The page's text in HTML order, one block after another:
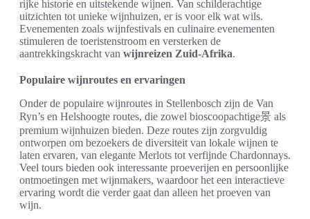
rijke historie en uitstekende wijnen. Van schilderachtige
uitzichten tot unieke wijnhuizen, er is voor elk wat wils.
Evenementen zoals wijnfestivals en culinaire evenementen
stimuleren de toeristenstroom en versterken de
aantrekkingskracht van wijnreizen Zuid-Afrika.
Populaire wijnroutes en ervaringen
Onder de populaire wijnroutes in Stellenbosch zijn de Van
Ryn’s en Helshoogte routes, die zowel bioscoopachtige景 als
premium wijnhuizen bieden. Deze routes zijn zorgvuldig
ontworpen om bezoekers de diversiteit van lokale wijnen te
laten ervaren, van elegante Merlots tot verfijnde Chardonnays.
Veel tours bieden ook interessante proeverijen en persoonlijke
ontmoetingen met wijnmakers, waardoor het een interactieve
ervaring wordt die verder gaat dan alleen het proeven van
wijn.